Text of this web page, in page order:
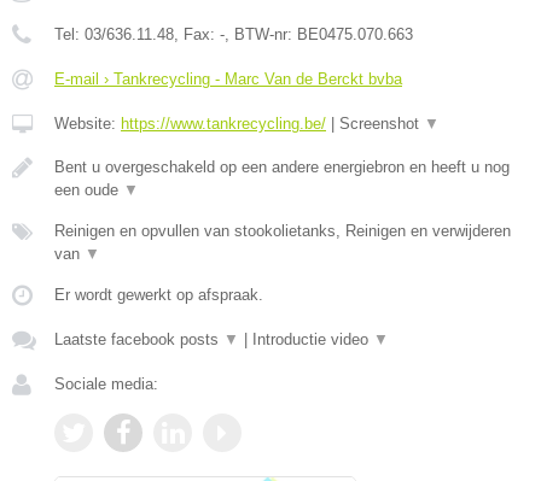
Tel: 03/636.11.48 , Fax: - , BTW-nr: BE0475.070.663
E-mail › Tankrecycling - Marc Van de Berckt bvba
Website: https://www.tankrecycling.be/ | Screenshot ▼
Bent u overgeschakeld op een andere energiebron en heeft u nog
een oude ▼
Reinigen en opvullen van stookolietanks, Reinigen en verwijderen
van ▼
Er wordt gewerkt op afspraak.
Laatste facebook posts ▼ | Introductie video ▼
Sociale media: